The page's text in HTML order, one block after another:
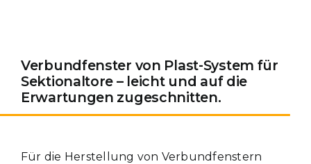
Verbundfenster von Plast-System für
Sektionaltore – leicht und auf die
Erwartungen zugeschnitten.
Für die Herstellung von Verbundfenstern